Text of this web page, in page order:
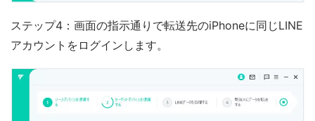
ステップ4：画面の指示通りで転送先のiPhoneに同じLINE
アカウントをログインします。